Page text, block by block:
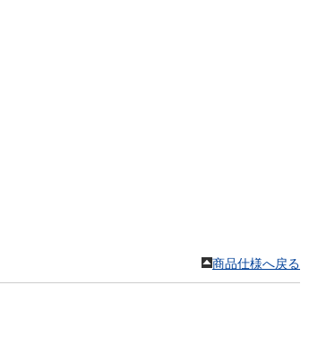
商品仕様へ戻る